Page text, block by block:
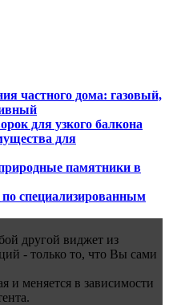
частного дома: газовый,
для узкого балкона
для
памятники в
специализированным
другой виджет из
- только то, что Вы сами
и меняется в зависимости